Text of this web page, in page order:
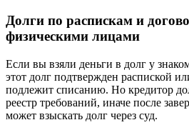
Долги по распискам и
физическими лицами
Если вы взяли деньги в долг у
этот долг подтвержден распиской
подлежит списанию. Но кредитор
реестр требований, иначе после
может взыскать долг через суд.